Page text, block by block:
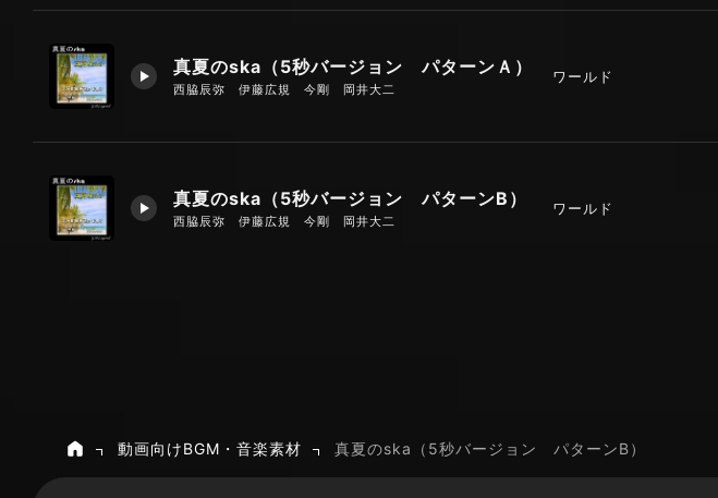
真夏のska（5秒バージョン パターンＡ）
西脇辰弥 伊藤広規 今剛 岡井大二
ワールド
真夏のska（5秒バージョン パターンB）
西脇辰弥 伊藤広規 今剛 岡井大二
ワールド
ホーム動画向けBGM・音楽素材 真夏のska（5秒バージョン パターンB）